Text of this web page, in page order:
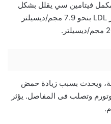
فيتامين سي يقلل بشكل
كبير من مستوى الكوليسترول الضار LDL بنحو 7.9 مجم/ديسيلتر
ويحدث بسبب زيادة حمض
وتصلب فى المفاصل. يؤثر